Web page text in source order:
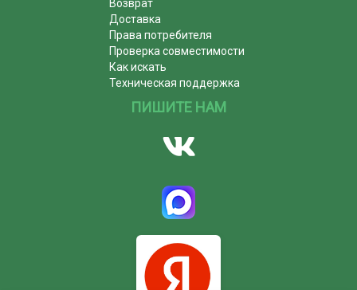
Возврат
Доставка
Права потребителя
Проверка совместимости
Как искать
Техническая поддержка
ПИШИТЕ НАМ